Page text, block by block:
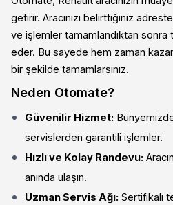
getirir. Aracınızı belirttiğiniz
ve işlemler tamamlandıktan
eder. Bu sayede hem zaman
bir şekilde tamamlarsınız.
Neden Otomate?
Güvenilir Hizmet:
servislerden garantili işlemler.
Hızlı ve Kolay Randevu:
anında ulaşın.
Uzman Servis Ağı: Sertifikalı